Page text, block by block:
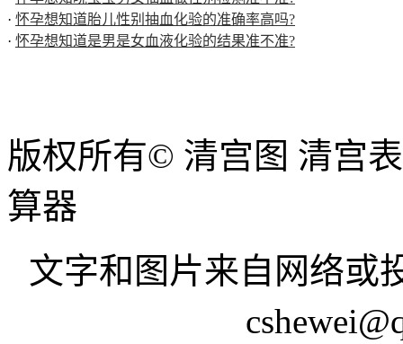
· 怀孕想知道胎儿性别抽血化验的准确率高吗?
· 怀孕想知道是男是女血液化验的结果准不准?
版权所有© 清宫图 清宫
算器
文字和图片来自网络或